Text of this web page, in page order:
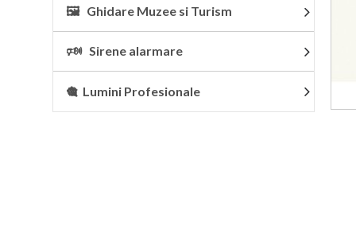
🖼 Ghidare Muzee si Turism
🕬 Sirene alarmare
🎕 Lumini Profesionale